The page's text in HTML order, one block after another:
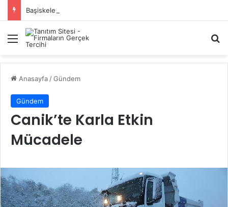
Başiskele Acil Çilingir Hizmeti İçin Doğru Adres Neresi?
Menü
Anasayfa /Gündem
Gündem
Canik’te Karla Etkin
Mücadele